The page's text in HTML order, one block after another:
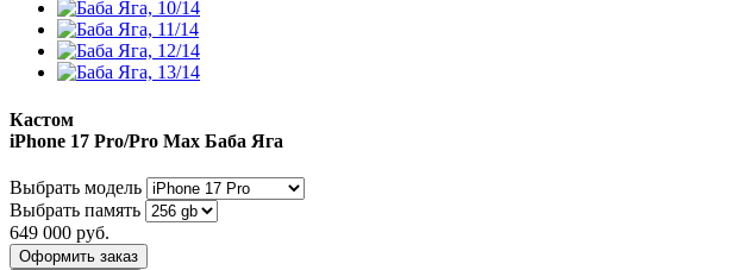
Кастом
iPhone 17 Pro/Pro Max Баба Яга
Выбрать модель
Выбрать память
649 000 руб.
Оформить заказ